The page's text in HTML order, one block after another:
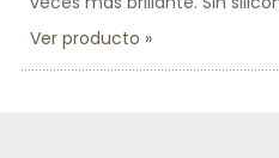
Ver producto